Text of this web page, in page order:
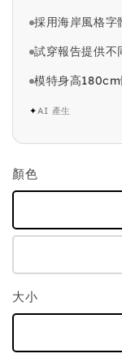
採用海岸風格字
試穿報告提供不
模特身高
✦AI 產生
顏色
大小